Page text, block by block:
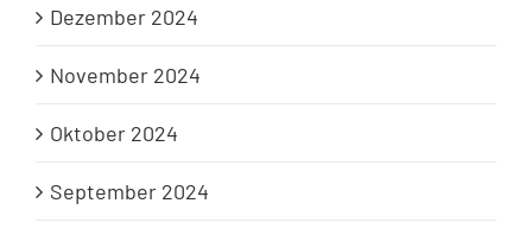
Dezember 2024
November 2024
Oktober 2024
September 2024